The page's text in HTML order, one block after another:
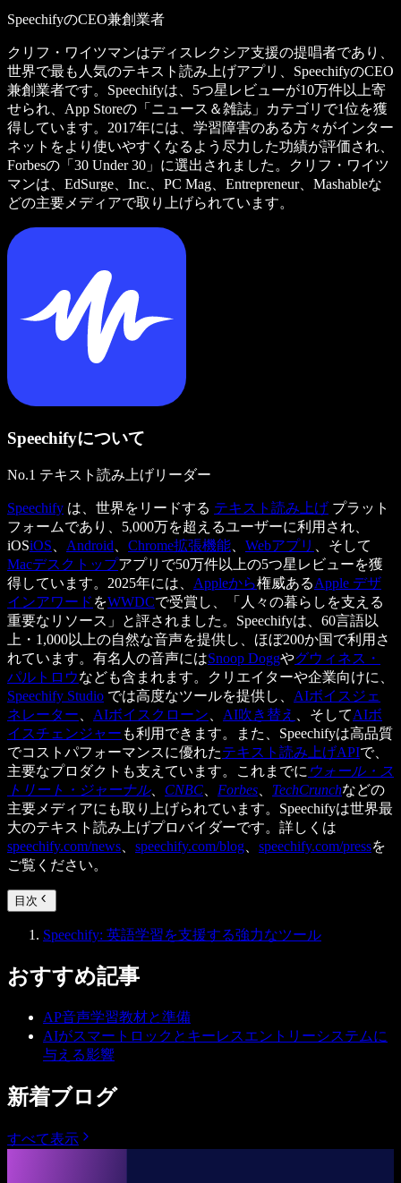
SpeechifyのCEO兼創業者
クリフ・ワイツマンはディスレクシア支援の提唱者であり、
世界で最も人気のテキスト読み上げアプリ、SpeechifyのCEO
兼創業者です。Speechifyは、5つ星レビューが10万件以上寄
せられ、App Storeの「ニュース＆雑誌」カテゴリで1位を獲
得しています。2017年には、学習障害のある方々がインター
ネットをより使いやすくなるよう尽力した功績が評価され、
Forbesの「30 Under 30」に選出されました。クリフ・ワイツ
マンは、EdSurge、Inc.、PC Mag、Entrepreneur、Mashableな
どの主要メディアで取り上げられています。
Speechifyについて
No.1 テキスト読み上げリーダー
Speechify は、世界をリードする テキスト読み上げ プラット
フォームであり、5,000万を超えるユーザーに利用され、
iOSiOS Android Chrome拡張機能 Webアプリ
、そして
Macデスクトップアプリで50万件以上の5つ星レビューを獲
得しています。2025年には、 Appleから権威あるApple デザ
インアワード をWWDCで受賞し、「人々の暮らしを支える
重要なリソース」と評されました。Speechifyは、60言語以
上・1,000以上の自然な音声を提供し、ほぼ200か国で利用さ
れています。有名人の音声にはSnoop Doggやグウィネス・
パルトロウなども含まれます。クリエイターや企業向けに、
Speechify Studio では高度なツールを提供し、 AIボイスジェ
ネレーター
AIボイスクローン AI吹き替え 、そしてAIボ
イスチェンジャー も利用できます。また、Speechifyは高品質
でコストパフォーマンスに優れたテキスト読み上げAPIで、
主要なプロダクトも支えています。これまでに ウォール・ス
トリート・ジャーナル、 CNBC Forbes TechCrunchなどの
主要メディアにも取り上げられています。Speechifyは世界最
大のテキスト読み上げプロバイダーです。詳しくは
speechify.com/news
speechify.com/blog speechify.com/pressを
ご覧ください。
目次
Speechify: 英語学習を支援する強力なツール
おすすめ記事
AP音声学習教材と準備
AIがスマートロックとキーレスエントリーシステムに
与える影響
新着ブログ
すべて表示